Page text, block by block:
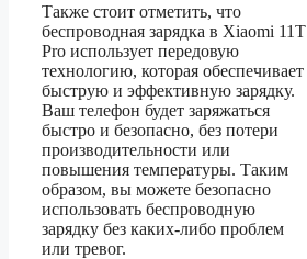
Также стоит отметить, что
беспроводная зарядка в Xiaomi 11T
Pro использует передовую
технологию, которая обеспечивает
быструю и эффективную зарядку.
Ваш телефон будет заряжаться
быстро и безопасно, без потери
производительности или
повышения температуры. Таким
образом, вы можете безопасно
использовать беспроводную
зарядку без каких-либо проблем
или тревог.